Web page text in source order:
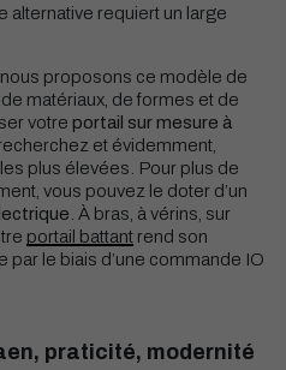
alternative requiert un large
proposons ce modèle de
matériaux, de formes et de
votre portail sur mesure à
et évidemment,
plus élevées. Pour plus de
vous pouvez le doter d’un
. À bras, à vérins, sur
portail battant rend son
par le biais d’une commande IO
praticité, modernité